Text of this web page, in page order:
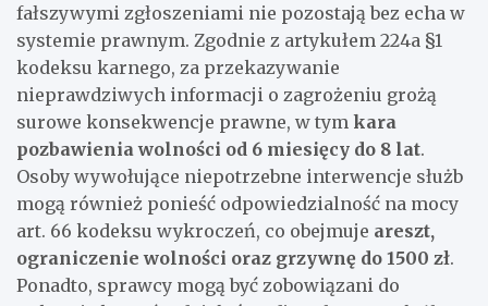
fałszywymi zgłoszeniami nie pozostają bez echa w
systemie prawnym. Zgodnie z artykułem 224a §1
kodeksu karnego, za przekazywanie
nieprawdziwych informacji o zagrożeniu grożą
surowe konsekwencje prawne, w tym kara
pozbawienia wolności od 6 miesięcy do 8 lat.
Osoby wywołujące niepotrzebne interwencje służb
mogą również ponieść odpowiedzialność na mocy
art. 66 kodeksu wykroczeń, co obejmuje areszt,
ograniczenie wolności oraz grzywnę do 1500 zł.
Ponadto, sprawcy mogą być zobowiązani do